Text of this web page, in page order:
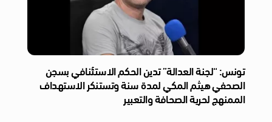
تونس: “لجنة العدالة” تدين الحكم الاستئنافي بسجن
الصحفي هيثم المكي لمدة سنة وتستنكر الاستهداف
الممنهج لحرية الصحافة والتعبير